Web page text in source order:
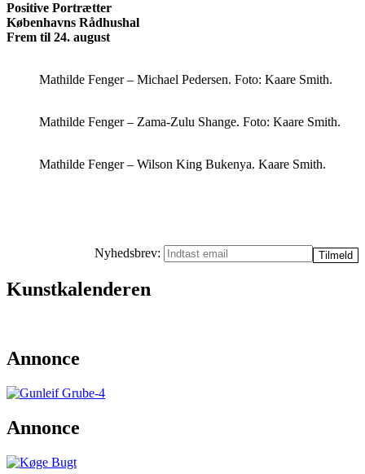
Positive Portrætter
Københavns Rådhushal
Frem til 24. august
Mathilde Fenger – Michael Pedersen. Foto: Kaare Smith.
Mathilde Fenger – Zama-Zulu Shange. Foto: Kaare Smith.
Mathilde Fenger – Wilson King Bukenya. Kaare Smith.
Nyhedsbrev:
Kunstkalenderen
Annonce
Annonce